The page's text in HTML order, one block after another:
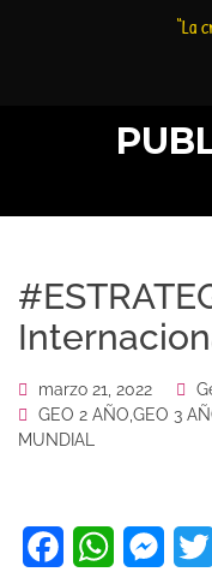
“La
marzo 21, 2022
GEO 2 AÑO GEO 3
MUNDIAL
FacebookWhatsApp